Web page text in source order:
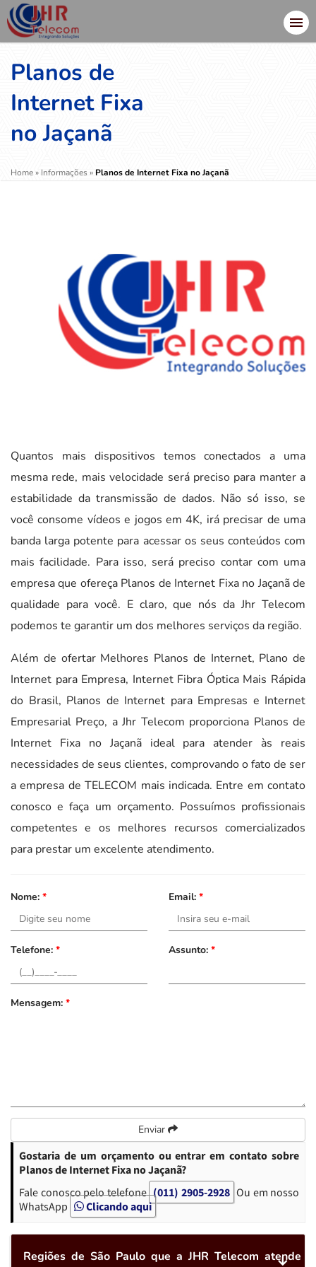
Planos de
Internet Fixa
no Jaçanã
Home» Informações » Planos de Internet Fixa no Jaçanã
Quantos mais dispositivos temos conectados a uma
mesma rede, mais velocidade será preciso para manter a
estabilidade da transmissão de dados. Não só isso, se
você consome vídeos e jogos em 4K, irá precisar de uma
banda larga potente para acessar os seus conteúdos com
mais facilidade. Para isso, será preciso contar com uma
empresa que ofereça Planos de Internet Fixa no Jaçanã de
qualidade para você. E claro, que nós da Jhr Telecom
podemos te garantir um dos melhores serviços da região.
Além de ofertar Melhores Planos de Internet, Plano de
Internet para Empresa, Internet Fibra Óptica Mais Rápida
do Brasil, Planos de Internet para Empresas e Internet
Empresarial Preço, a Jhr Telecom proporciona Planos de
Internet Fixa no Jaçanã ideal para atender às reais
necessidades de seus clientes, comprovando o fato de ser
a empresa de TELECOM mais indicada. Entre em contato
conosco e faça um orçamento. Possuímos profissionais
competentes e os melhores recursos comercializados
para prestar um excelente atendimento.
Nome: * Email: *
Telefone: * Assunto: *
Mensagem: *
Enviar
Gostaria de um orçamento ou entrar em contato sobre
Planos de Internet Fixa no Jaçanã?
Fale conosco pelo telefone (011) 2905-2928 Ou em nosso
WhatsApp
Clicando aqui
Regiões de São Paulo que a JHR Telecom atende